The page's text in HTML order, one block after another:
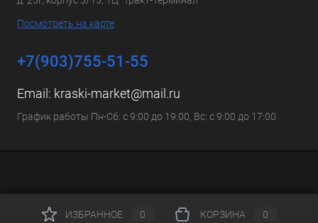
Посмотреть на карте
+7(903)755-51-55
Email: kraski-market@mail.ru
График работы Пн-Сб: с 9:00 до 19:00, Вс: с 9:00 до 17:00
ИЗБРАННОЕ 0 КОРЗИНА 0